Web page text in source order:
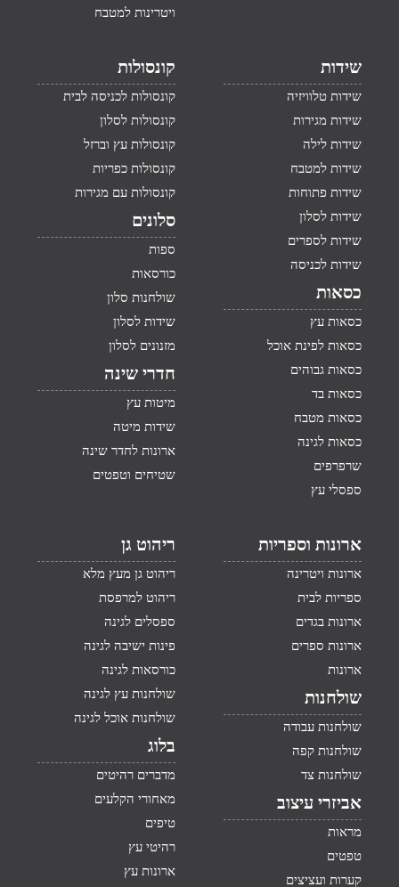
ויטרינות למטבח
שידות
שידות טלוויזיה
שידות מגירות
שידות לילה
שידות למטבח
שידות פתוחות
שידות לסלון
שידות לספרים
שידות לכניסה
כסאות
כסאות עץ
כסאות לפינת אוכל
כסאות גבוהים
כסאות בד
כסאות מטבח
כסאות לגינה
שרפרפים
ספסלי עץ
קונסולות
קונסולות לכניסה לבית
קונסולות לסלון
קונסולות עץ וברזל
קונסולות כפריות
קונסולות עם מגירות
סלונים
ספות
כורסאות
שולחנות סלון
שידות לסלון
מזנונים לסלון
חדרי שינה
מיטות עץ
שידות מיטה
ארונות לחדר שינה
שטיחים וטפטים
ארונות וספריות
ארונות ויטרינה
ספריות לבית
ארונות בגדים
ארונות ספרים
ארונות
שולחנות
שולחנות עבודה
שולחנות קפה
שולחנות צד
אביזרי עיצוב
מראות
טפטים
קערות ועציצים
ריהוט גן
ריהוט גן מעץ מלא
ריהוט למרפסת
ספסלים לגינה
פינות ישיבה לגינה
כורסאות לגינה
שולחנות עץ לגינה
שולחנות אוכל לגינה
בלוג
מדברים רהיטים
מאחורי הקלעים
טיפים
רהיטי עץ
ארונות עץ